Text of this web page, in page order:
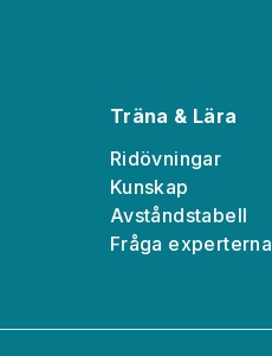
Träna & Lära
Ridövningar
Kunskap
Avståndstabell
Fråga experterna